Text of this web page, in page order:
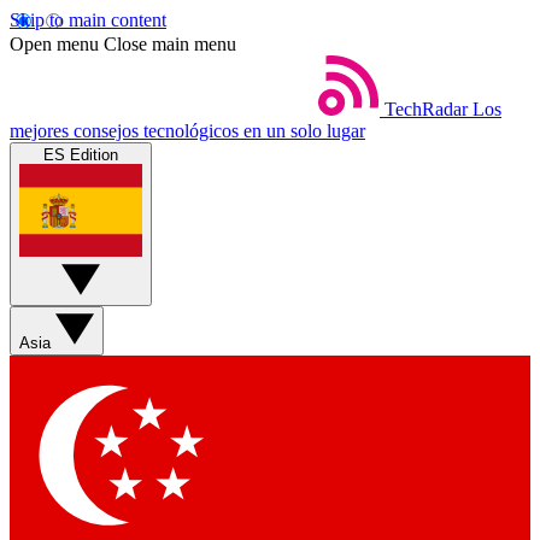
Skip to main content
Open menu Close main menu
TechRadar Los
mejores consejos tecnológicos en un solo lugar
ES Edition
Asia